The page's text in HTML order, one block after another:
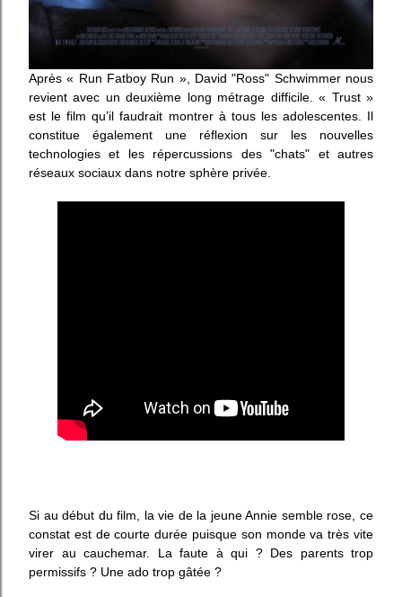
Après « Run Fatboy Run », David "Ross" Schwimmer nous
revient avec un deuxième long métrage difficile. « Trust »
est le film qu’il faudrait montrer à tous les adolescentes. Il
constitue également une réflexion sur les nouvelles
technologies et les répercussions des "chats" et autres
réseaux sociaux dans notre sphère privée.
Si au début du film, la vie de la jeune Annie semble rose, ce
constat est de courte durée puisque son monde va très vite
virer au cauchemar. La faute à qui ? Des parents trop
permissifs ? Une ado trop gâtée ?